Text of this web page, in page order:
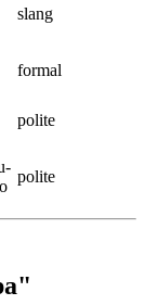
slang
formal
polite
polite